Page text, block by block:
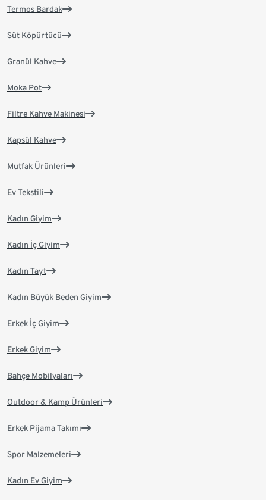
Termos Bardak
Süt Köpürtücü
Granül Kahve
Moka Pot
Filtre Kahve Makinesi
Kapsül Kahve
Mutfak Ürünleri
Ev Tekstili
Kadın Giyim
Kadın İç Giyim
Kadın Tayt
Kadın Büyük Beden Giyim
Erkek İç Giyim
Erkek Giyim
Bahçe Mobilyaları
Outdoor & Kamp Ürünleri
Erkek Pijama Takımı
Spor Malzemeleri
Kadın Ev Giyim